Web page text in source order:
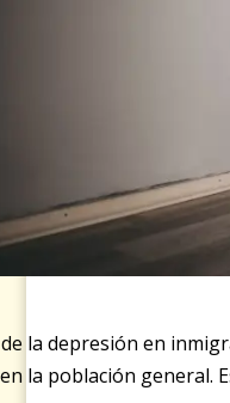
la depresión en
la población general.